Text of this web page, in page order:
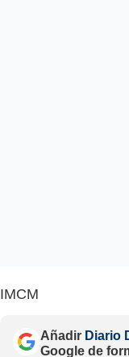
IMCM
Añadir Diario
Google de